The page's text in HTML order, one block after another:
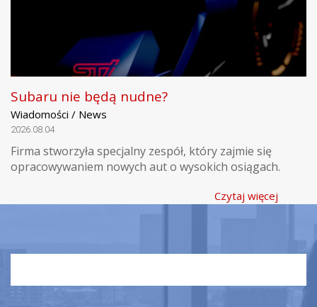
Subaru nie będą nudne?
Wiadomości / News
2026.08.04
Firma stworzyła specjalny zespół, który zajmie się
opracowywaniem nowych aut o wysokich osiągach.
Czytaj więcej